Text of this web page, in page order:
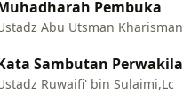
Pembuka
Abu Utsman Kharisman
Ruwaifi' bin Sulaimi,Lc